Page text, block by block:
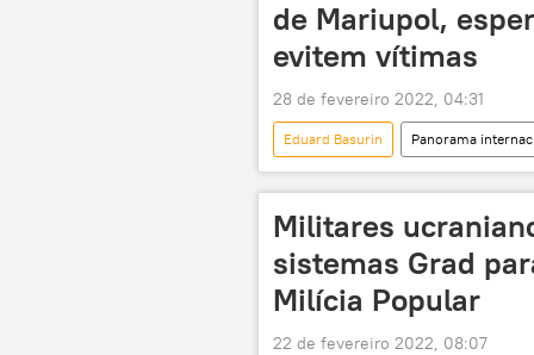
de Mariupol,
evitem vítimas
28 de fevereiro 2022, 04:31
Eduard Basurin Panorama
República Popular de Donetsk
Militares
sistemas Grad
Milícia Popular
22 de fevereiro 2022, 08:07